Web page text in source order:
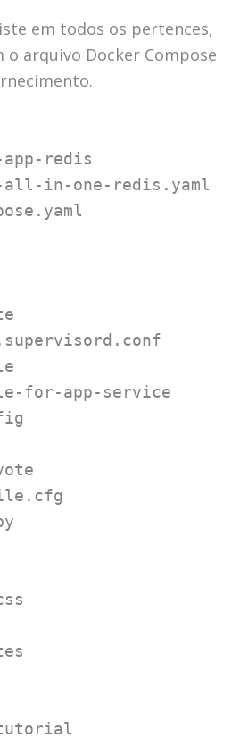
em todos os pertences,
arquivo Docker Compose
redis
all-in-one-redis.yaml
for-app-service
tutorial